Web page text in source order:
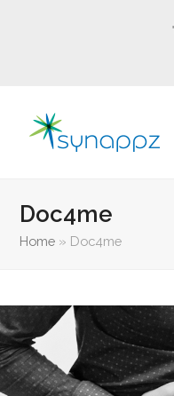
Doc4me
Home » Doc4me